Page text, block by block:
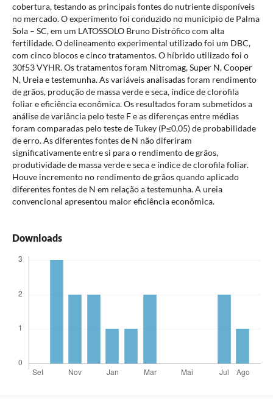
cobertura, testando as principais fontes do nutriente disponíveis
no mercado. O experimento foi conduzido no municipio de Palma
Sola – SC, em um LATOSSOLO Bruno Distrófico com alta
fertilidade. O delineamento experimental utilizado foi um DBC,
com cinco blocos e cinco tratamentos. O híbrido utilizado foi o
30f53 VYHR. Os tratamentos foram Nitromag, Super N, Cooper
N, Ureia e testemunha. As variáveis analisadas foram rendimento
de grãos, produção de massa verde e seca, índice de clorofila
foliar e eficiência econômica. Os resultados foram submetidos a
análise de variância pelo teste F e as diferenças entre médias
foram comparadas pelo teste de Tukey (P≤0,05) de probabilidade
de erro. As diferentes fontes de N não diferiram
significativamente entre si para o rendimento de grãos,
produtividade de massa verde e seca e índice de clorofila foliar.
Houve incremento no rendimento de grãos quando aplicado
diferentes fontes de N em relação a testemunha. A ureia
convencional apresentou maior eficiência econômica.
Downloads